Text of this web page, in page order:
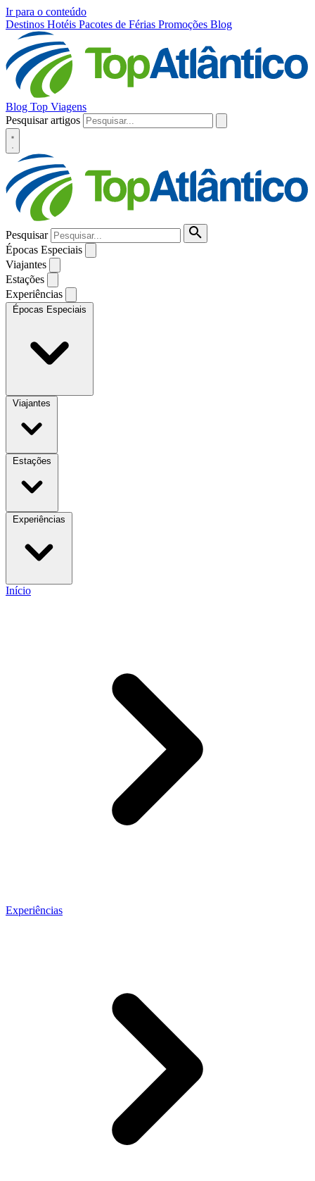
Ir para o conteúdo
Destinos Hotéis Pacotes de Férias Promoções Blog
Blog Top Viagens
Pesquisar artigos
Pesquisar
Épocas Especiais
Viajantes
Estações
Experiências
Épocas Especiais
Viajantes
Estações
Experiências
Início
Experiências